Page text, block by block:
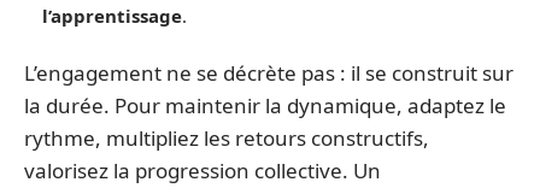
l’apprentissage.
L’engagement ne se décrète pas : il se construit sur
la durée. Pour maintenir la dynamique, adaptez le
rythme, multipliez les retours constructifs,
valorisez la progression collective. Un